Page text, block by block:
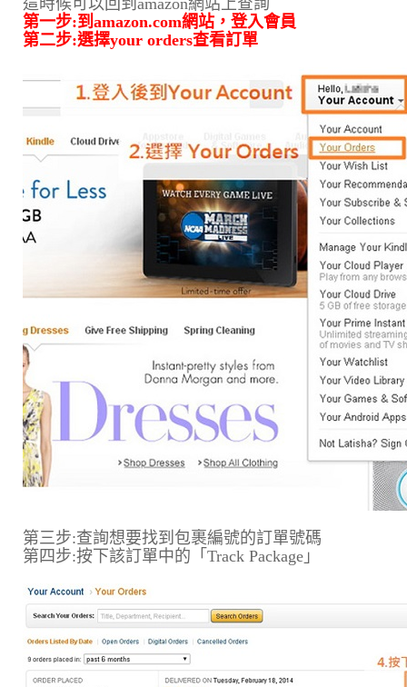
第一步:到amazon.com網站，登入會員
第二步:選擇your orders查看訂單
第三步:查詢想要找到包裹編號的訂單號碼
第四步:按下該訂單中的「Track Package」